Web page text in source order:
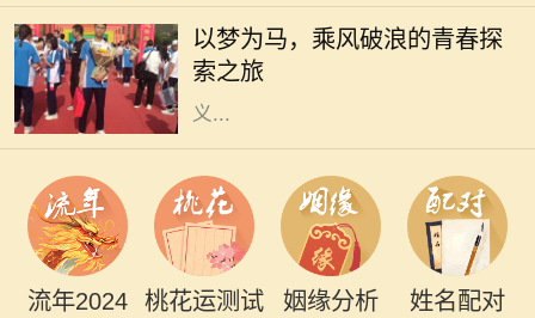
以梦为马，乘风破浪的青春探
索之旅
自己的旅途中追寻着梦想。无论是平
凡的日常，还是波澜壮阔的冒险，我
们都在用自己的方式诠释着梦想的意
义...
流年2024 桃花运测试 姻缘分析 姓名配对